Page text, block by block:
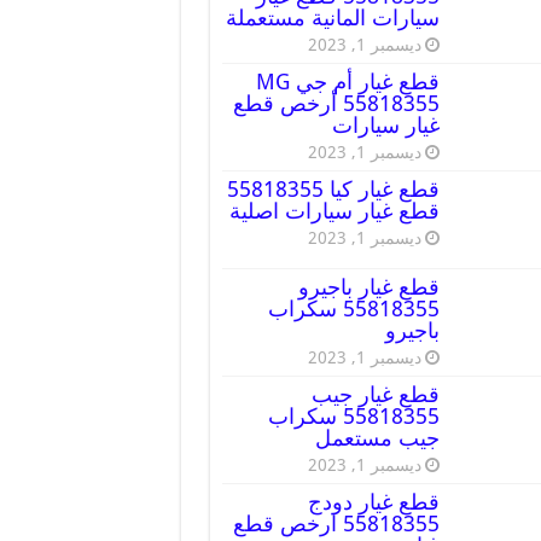
سيارات المانية مستعملة
ديسمبر 1, 2023
قطع غيار أم جي MG
55818355 أرخص قطع
غيار سيارات
ديسمبر 1, 2023
قطع غيار كيا 55818355
قطع غيار سيارات اصلية
ديسمبر 1, 2023
قطع غيار باجيرو
55818355 سكراب
باجيرو
ديسمبر 1, 2023
قطع غيار جيب
55818355 سكراب
جيب مستعمل
ديسمبر 1, 2023
قطع غيار دودج
55818355 ارخص قطع